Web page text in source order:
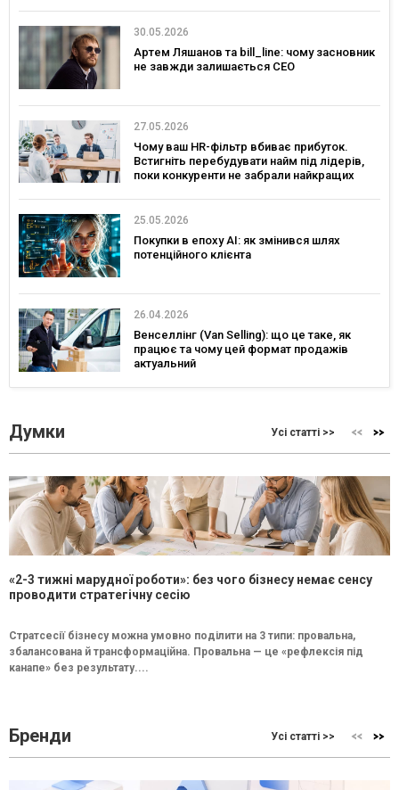
30.05.2026
Артем Ляшанов та bill_line: чому засновник
не завжди залишається CEO
27.05.2026
Чому ваш HR-фільтр вбиває прибуток.
Встигніть перебудувати найм під лідерів,
поки конкуренти не забрали найкращих
25.05.2026
Покупки в епоху AI: як змінився шлях
потенційного клієнта
26.04.2026
Венселлінг (Van Selling): що це таке, як
працює та чому цей формат продажів
актуальний
Думки Усі статті >>
«2-3 тижні марудної роботи»: без чого бізнесу немає сенсу
проводити стратегічну сесію
Стратсесії бізнесу можна умовно поділити на 3 типи: провальна,
збалансована й трансформаційна. Провальна — це «рефлексія під
канапе» без результату....
Бренди Усі статті >>